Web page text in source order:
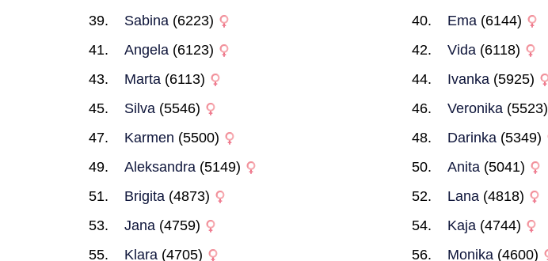
Sabina (6223) Ema(6144)
Angela (6123) Vida(6118)
Marta (6113) Ivanka(5925)
Silva (5546) Veronika(5523)
Karmen (5500) Darinka(5349)
Aleksandra (5149) Anita(5041)
Brigita (4873) Lana(4818)
Jana (4759) Kaja(4744)
Klara (4705) Monika(4600)